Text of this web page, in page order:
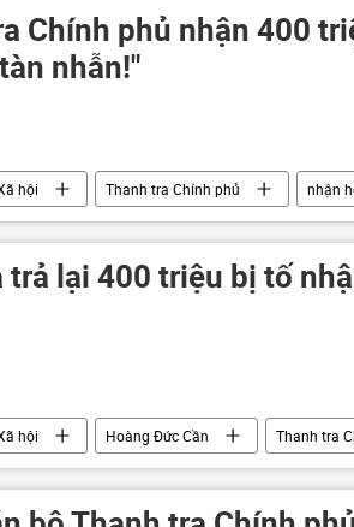
Chính phủ nhận 400
nhẫn!"
hội Thanh tra Chính phủ nhận
trả lại 400 triệu bị tố
hội Hoàng Đức Cần Thanh tra